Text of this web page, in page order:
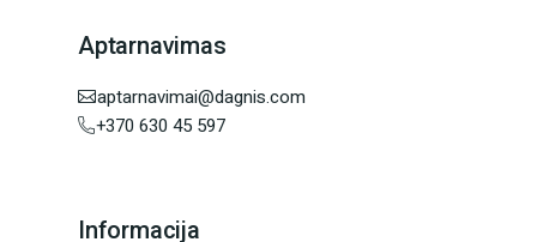
Aptarnavimas
aptarnavimai@dagnis.com
+370 630 45 597
Informacija